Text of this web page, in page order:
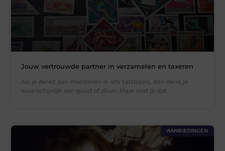
Jouw vertrouwde partner in verzamelen en taxeren
Als je denkt aan investeren in iets tastbaars, dan denk je
waarschijnlijk aan goud of zilver. Maar wist je dat
AANBIEDINGEN